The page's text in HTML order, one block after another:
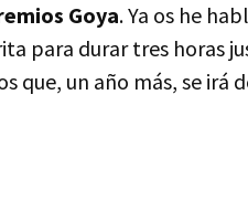
Goya. Ya os he
para durar tres horas
que, un año más, se irá